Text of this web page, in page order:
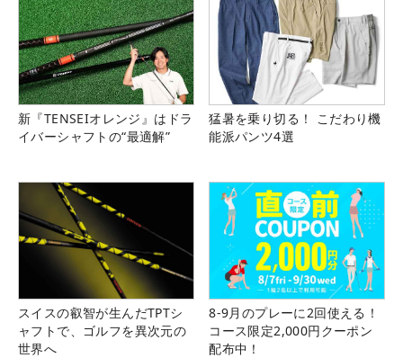
新『TENSEIオレンジ』はドラ
イバーシャフトの“最適解”
猛暑を乗り切る！ こだわり機
能派パンツ4選
スイスの叡智が生んだTPTシ
ャフトで、ゴルフを異次元の
世界へ
8-9月のプレーに2回使える！
コース限定2,000円クーポン
配布中！